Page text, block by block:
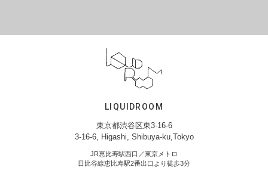
LIQUIDROOM
東京都渋谷区東3-16-6
3-16-6, Higashi, Shibuya-ku,Tokyo
JR恵比寿駅西口／東京メトロ
日比谷線恵比寿駅2番出口より徒歩3分